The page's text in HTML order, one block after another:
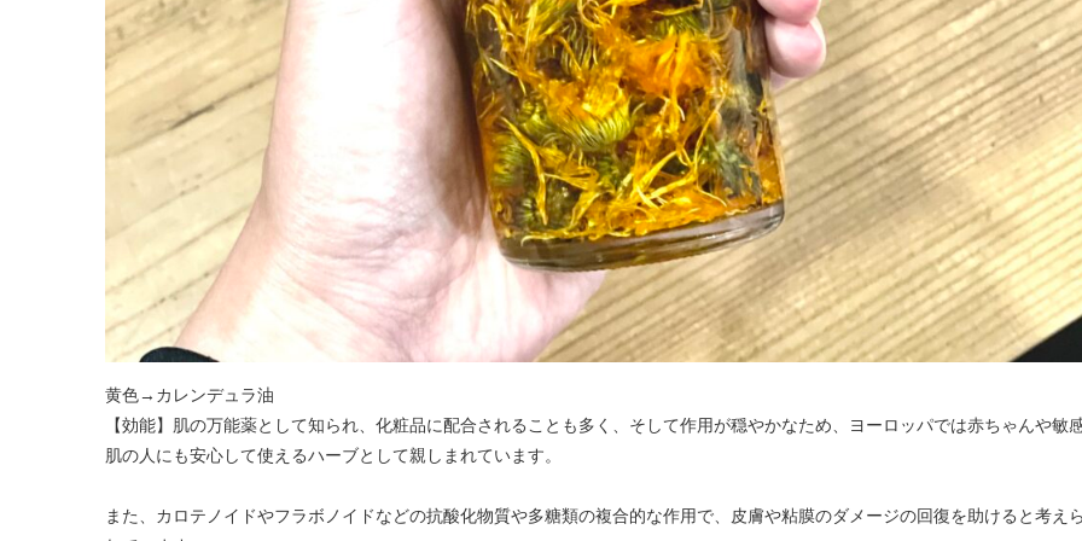
黄色→カレンデュラ油
【効能】肌の万能薬として知られ、化粧品に配合されることも多く、そして作用が穏やかなため、ヨーロッパでは赤ちゃんや敏
肌の人にも安心して使えるハーブとして親しまれています。
また、カロテノイドやフラボノイドなどの抗酸化物質や多糖類の複合的な作用で、皮膚や粘膜のダメージの回復を助けると考え